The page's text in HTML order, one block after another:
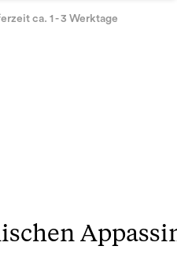
ca. 1 - 3 Werktage